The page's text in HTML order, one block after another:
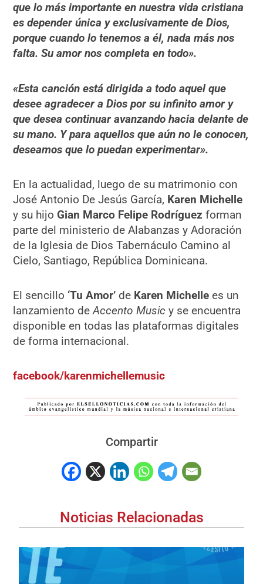
que lo más importante en nuestra vida cristiana
es depender única y exclusivamente de Dios,
porque cuando lo tenemos a él, nada más nos
falta. Su amor nos completa en todo».
«Esta canción está dirigida a todo aquel que
desee agradecer a Dios por su infinito amor y
que desea continuar avanzando hacia delante de
su mano. Y para aquellos que aún no le conocen,
deseamos que lo puedan experimentar».
En la actualidad, luego de su matrimonio con
José Antonio De Jesús García, Karen Michelle
y su hijo Gian Marco Felipe Rodríguez forman
parte del ministerio de Alabanzas y Adoración
de la Iglesia de Dios Tabernáculo Camino al
Cielo, Santiago, República Dominicana.
El sencillo ‘Tu Amor’ de Karen Michelle es un
lanzamiento deAccento Music y se encuentra
disponible en todas las plataformas digitales
de forma internacional.
facebook/karenmichellemusic
Compartir
Noticias Relacionadas